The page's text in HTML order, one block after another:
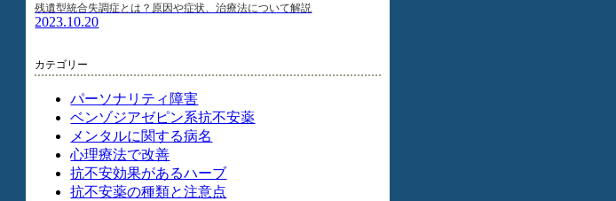
残遺型統合失調症とは？原因や症状、治療法について解説
2023.10.20
カテゴリー
パーソナリティ障害
ベンゾジアゼピン系抗不安薬
メンタルに関する病名
心理療法で改善
抗不安効果があるハーブ
抗不安薬の種類と注意点